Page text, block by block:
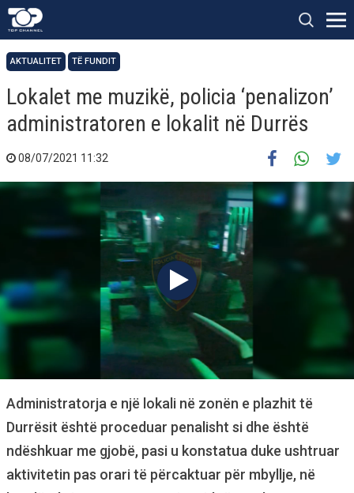
AKTUALITET TË FUNDIT
Lokalet me muzikë, policia ‘penalizon’
administratoren e lokalit në Durrës
08/07/2021 11:32
Administratorja e një lokali në zonën e plazhit të
Durrësit është proceduar penalisht si dhe është
ndëshkuar me gjobë, pasi u konstatua duke ushtruar
aktivitetin pas orari të përcaktuar për mbyllje, në